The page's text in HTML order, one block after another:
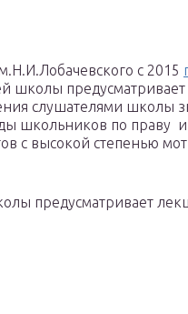
с 2015
школы предусматривает
слушателями школы
школьников по праву
с высокой степенью
предусматривает